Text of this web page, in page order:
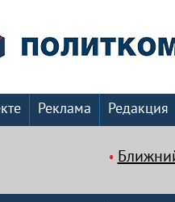
Реклама Редакция